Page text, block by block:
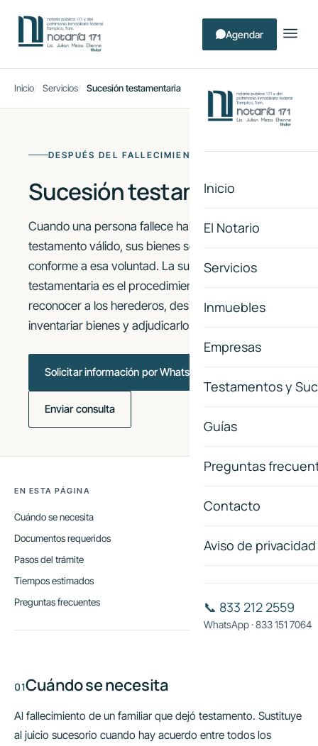
Agendar
Inicio
El Notario
Servicios
Inmuebles
Empresas
Testamentos y
Guías
Preguntas
Contacto
Aviso de privacidad
📞 833 212 2559
WhatsApp · 833 151 7064
Inicio Servicios Sucesión testamentaria
DESPUÉS DEL FALLECIMIENTO
Sucesión testamentaria
Cuando una persona fallece habiendo dejado
testamento válido, sus bienes se transmiten
conforme a esa voluntad. La sucesión
testamentaria es el procedimiento notarial para
reconocer a los herederos, designar albacea,
inventariar bienes y adjudicarlos.
Solicitar información por WhatsApp
Enviar consulta
EN ESTA PÁGINA
Cuándo se necesita
Documentos requeridos
Pasos del trámite
Tiempos estimados
Preguntas frecuentes
Cuándo se necesita
Al fallecimiento de un familiar que dejó testamento. Sustituye
al juicio sucesorio cuando hay acuerdo entre todos los